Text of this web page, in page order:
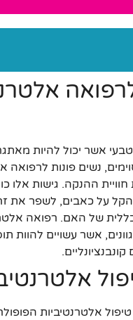
אשר יכול להיות
נשים פונות לרפואה
ההנקה. גישות אלו
על כאבים, לשפר את
של האם. רפואה
אשר עשויים להוות
אלטרנטיביות